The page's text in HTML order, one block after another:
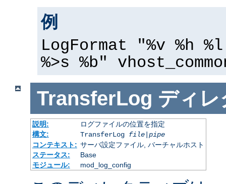
例
LogFormat "%v %h
%>s %b"
TransferLog ディレ
説明:
ログファイルの位置を指定
構文:
TransferLog file| pipe
コンテキスト: サーバ設定ファイル, バーチャルホスト
ステータス:
Base
モジュール:
mod_log_config